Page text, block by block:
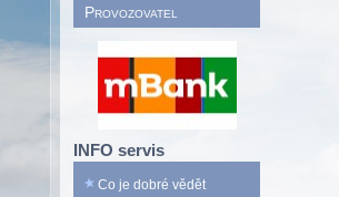
Provozovatel
INFO servis
Co je dobré vědět